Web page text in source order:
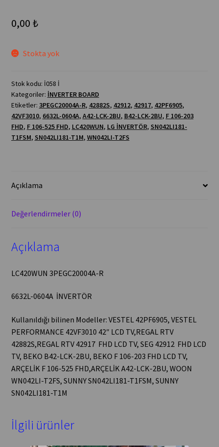
0,00 ₺
Stokta yok
Stok kodu: İ058 İ
Kategoriler: İNVERTER BOARD
Etiketler: 3PEGC20004A-R, 42882S, 42912, 42917, 42PF6905,
42VF3010, 6632L-0604A, A42-LCK-2BU, B42-LCK-2BU, F 106-203
FHD, F 106-525 FHD, LC420WUN, LG İNVERTÖR, SN042LI181-
T1FSM, SN042LI181-T1M, WN042LI-T2FS
Açıklama
Değerlendirmeler (0)
Açıklama
LC420WUN 3PEGC20004A-R
6632L-0604A İNVERTÖR
Kullanıldığı bilinen Modeller: VESTEL 42PF6905, VESTEL
PERFORMANCE 42VF3010 42″ LCD TV,REGAL RTV
42882S,REGAL RTV 42917 FHD LCD TV, SEG 42912 FHD LCD
TV, BEKO B42-LCK-2BU, BEKO F 106-203 FHD LCD TV,
ARÇELİK F 106-525 FHD,ARÇELİK A42-LCK-2BU, WOON
WN042LI-T2FS, SUNNY SN042LI181-T1FSM, SUNNY
SN042LI181-T1M
İlgili ürünler